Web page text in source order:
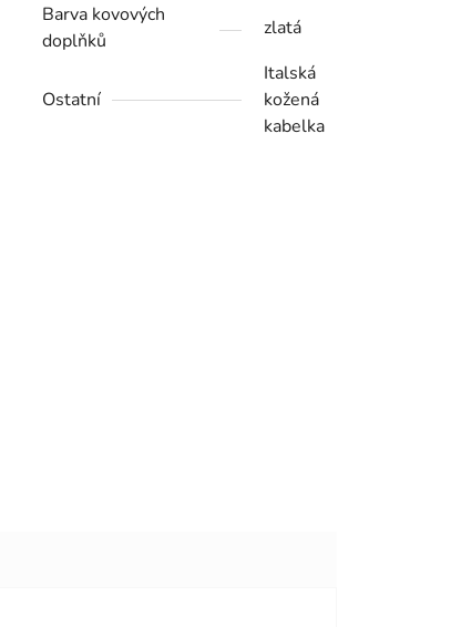
Barva kovových
doplňků
zlatá
Ostatní
Italská
kožená
kabelka